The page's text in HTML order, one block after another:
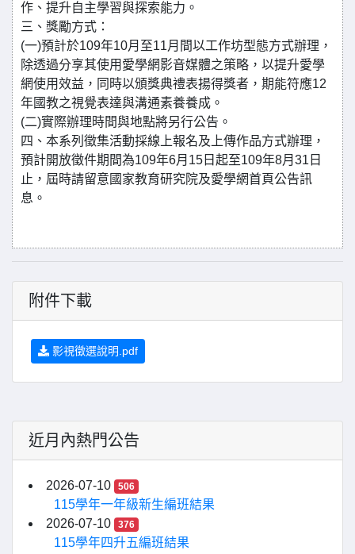
作、提升自主學習與探索能力。
三、獎勵方式：
(一)預計於109年10月至11月間以工作坊型態方式辦理，
除透過分享其使用愛學網影音媒體之策略，以提升愛學
網使用效益，同時以頒獎典禮表揚得獎者，期能符應12
年國教之視覺表達與溝通素養養成。
(二)實際辦理時間與地點將另行公告。
四、本系列徵集活動採線上報名及上傳作品方式辦理，
預計開放徵件期間為109年6月15日起至109年8月31日
止，屆時請留意國家教育研究院及愛學網首頁公告訊
息。
附件下載
影視徵選說明.pdf
近月內熱門公告
2026-07-10 506
115學年一年級新生編班結果
2026-07-10
376
115學年四升五編班結果